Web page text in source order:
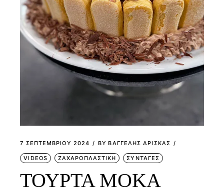
7 ΣΕΠΤΕΜΒΡΊΟΥ 2024 BY ΒΑΓΓΕΛΗΣ ΔΡΙΣΚΑΣ
VIDEOS ΖΑΧΑΡΟΠΛΑΣΤΙΚΗ ΣΥΝΤΑΓΕΣ
ΤΟΥΡΤΑ ΜΟΚΑ